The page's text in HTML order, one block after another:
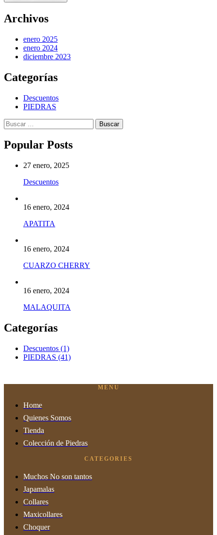
Archivos
enero 2025
enero 2024
diciembre 2023
Categorías
Descuentos
PIEDRAS
Buscar:
Popular Posts
27 enero, 2025
Descuentos
16 enero, 2024
APATITA
16 enero, 2024
CUARZO CHERRY
16 enero, 2024
MALAQUITA
Categorías
Descuentos (1)
PIEDRAS (41)
MENU
Home
Quienes Somos
Tienda
Colección de Piedras
CATEGORIES
Muchos No son tantos
Japamalas
Collares
Maxicollares
Choquer